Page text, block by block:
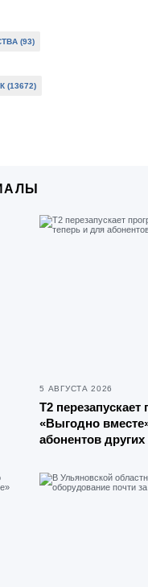
(93)
(13672)
5 АВГУСТА 2026
Т2 перезапускает
«Выгодно
абонентов